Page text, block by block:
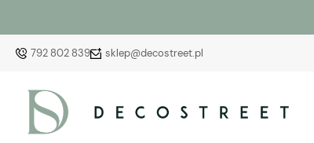
792 802 839 sklep@decostreet.pl